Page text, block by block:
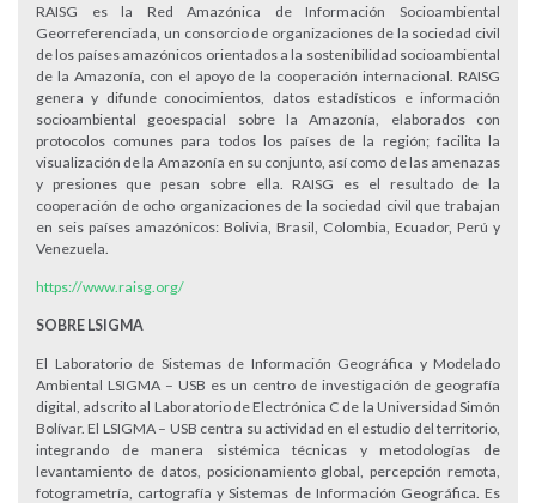
RAISG es la Red Amazónica de Información Socioambiental
Georreferenciada, un consorcio de organizaciones de la sociedad civil
de los países amazónicos orientados a la sostenibilidad socioambiental
de la Amazonía, con el apoyo de la cooperación internacional. RAISG
genera y difunde conocimientos, datos estadísticos e información
socioambiental geoespacial sobre la Amazonía, elaborados con
protocolos comunes para todos los países de la región; facilita la
visualización de la Amazonía en su conjunto, así como de las amenazas
y presiones que pesan sobre ella. RAISG es el resultado de la
cooperación de ocho organizaciones de la sociedad civil que trabajan
en seis países amazónicos: Bolivia, Brasil, Colombia, Ecuador, Perú y
Venezuela.
https://www.raisg.org/
SOBRE LSIGMA
El Laboratorio de Sistemas de Información Geográfica y Modelado
Ambiental LSIGMA – USB es un centro de investigación de geografía
digital, adscrito al Laboratorio de Electrónica C de la Universidad Simón
Bolívar. El LSIGMA – USB centra su actividad en el estudio del territorio,
integrando de manera sistémica técnicas y metodologías de
levantamiento de datos, posicionamiento global, percepción remota,
fotogrametría, cartografía y Sistemas de Información Geográfica. Es